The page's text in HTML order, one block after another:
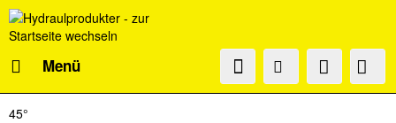
Menü
45°